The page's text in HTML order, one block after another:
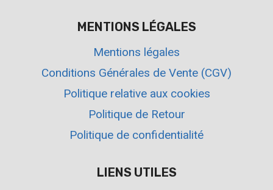
MENTIONS LÉGALES
Mentions légales
Conditions Générales de Vente (CGV)
Politique relative aux cookies
Politique de Retour
Politique de confidentialité
LIENS UTILES